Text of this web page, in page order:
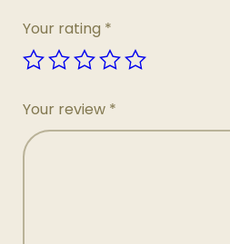
Your rating *
Your review *